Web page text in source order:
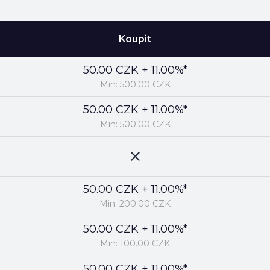
Koupit
50.00 CZK + 11.00%*
Min: 500.00 CZK
50.00 CZK + 11.00%*
Min: 500.00 CZK
50.00 CZK + 11.00%*
Min: 200.00 CZK
50.00 CZK + 11.00%*
Min: 100.00 CZK